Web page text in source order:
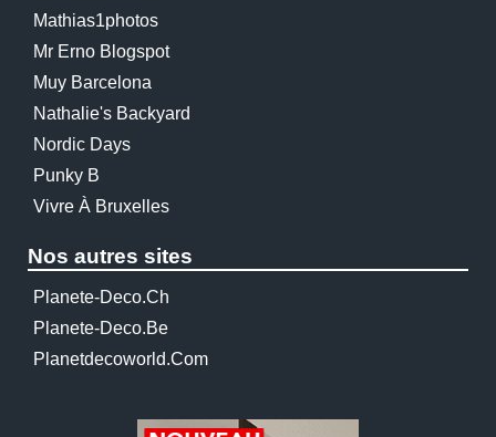
Mathias1photos
Mr Erno Blogspot
Muy Barcelona
Nathalie's Backyard
Nordic Days
Punky B
Vivre À Bruxelles
Nos autres sites
Planete-Deco.ch
Planete-Deco.be
Planetdecoworld.com